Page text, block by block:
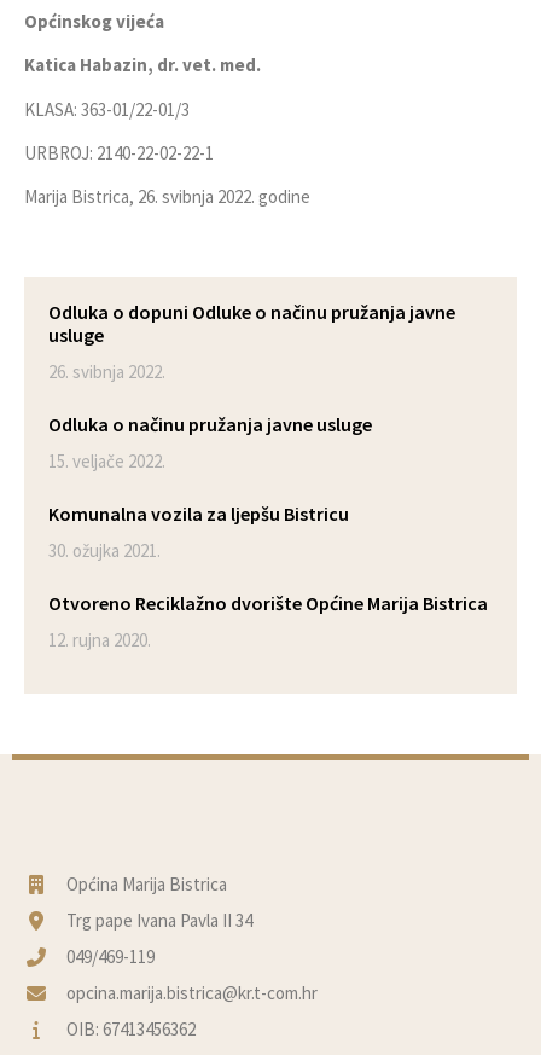
Općinskog vijeća
Katica Habazin, dr. vet. med.
KLASA: 363-01/22-01/3
URBROJ: 2140-22-02-22-1
Marija Bistrica, 26. svibnja 2022. godine
Odluka o dopuni Odluke o načinu pružanja javne
usluge
26. svibnja 2022.
Odluka o načinu pružanja javne usluge
15. veljače 2022.
Komunalna vozila za ljepšu Bistricu
30. ožujka 2021.
Otvoreno Reciklažno dvorište Općine Marija Bistrica
12. rujna 2020.
Općina Marija Bistrica
Trg pape Ivana Pavla II 34
049/469-119
opcina.marija.bistrica@kr.t-com.hr
OIB: 67413456362